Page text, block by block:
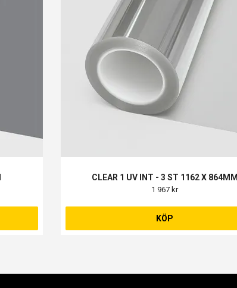
CLEAR 1 UV INT - 3 ST 1162 X 864MM
1 967 kr
KÖP